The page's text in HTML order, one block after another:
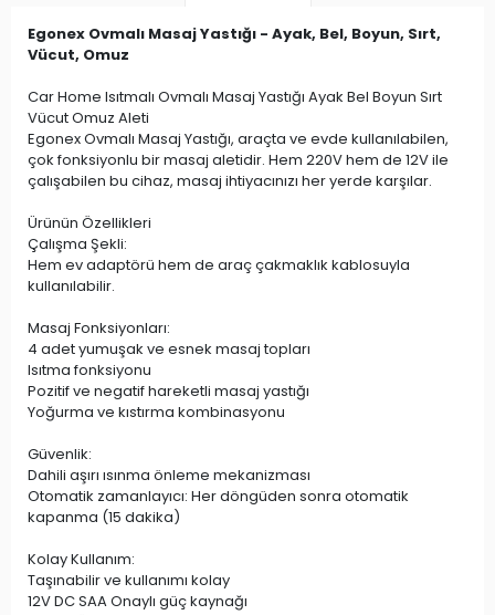
Egonex Ovmalı Masaj Yastığı - Ayak, Bel, Boyun, Sırt,
Vücut, Omuz
Car Home Isıtmalı Ovmalı Masaj Yastığı Ayak Bel Boyun Sırt
Vücut Omuz Aleti
Egonex Ovmalı Masaj Yastığı, araçta ve evde kullanılabilen,
çok fonksiyonlu bir masaj aletidir. Hem 220V hem de 12V ile
çalışabilen bu cihaz, masaj ihtiyacınızı her yerde karşılar.
Ürünün Özellikleri
Çalışma Şekli:
Hem ev adaptörü hem de araç çakmaklık kablosuyla
kullanılabilir.
Masaj Fonksiyonları:
4 adet yumuşak ve esnek masaj topları
Isıtma fonksiyonu
Pozitif ve negatif hareketli masaj yastığı
Yoğurma ve kıstırma kombinasyonu
Güvenlik:
Dahili aşırı ısınma önleme mekanizması
Otomatik zamanlayıcı: Her döngüden sonra otomatik
kapanma (15 dakika)
Kolay Kullanım:
Taşınabilir ve kullanımı kolay
12V DC SAA Onaylı güç kaynağı